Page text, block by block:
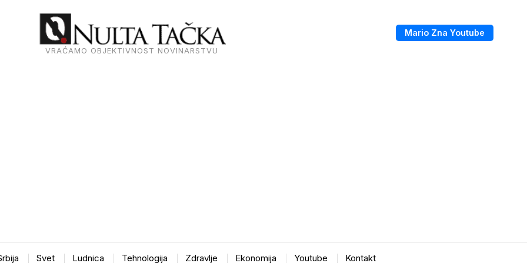
VRAĆAMO OBJEKTIVNOST NOVINARSTVU
Mario Zna Youtube
Svet Ludnica Tehnologija Zdravlje Ekonomija Youtube Kontakt